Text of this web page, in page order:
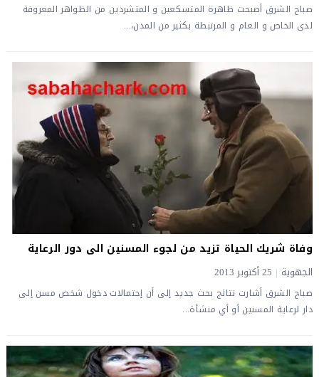
صباح الشرق أصبحت ظاهرة المتسكعين و المتشردين من الظواهر المعروفة
لدى الخاص و العام و المرتبطة بكثير من المدن،...
وفاة شريك الحياة تزيد من لجوء المسنين الى دور الرعاية
الجهوية 25 أكتوبر 2013
صباح الشرق أشارت نتائج بحث جديد إلى أن إحتمالات دخول شخص مسن إلى
دار لرعاية المسنين أو أي منشأة...